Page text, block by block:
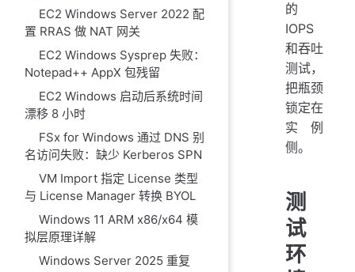
EC2 Windows Server 2022 配
置 RRAS 做 NAT 网关
EC2 Windows Sysprep 失败：
Notepad++ AppX 包残留
EC2 Windows 启动后系统时间
漂移 8 小时
FSx for Windows 通过 DNS 别
名访问失败：缺少 Kerberos SPN
VM Import 指定 License 类型
与 License Manager 转换 BYOL
Windows 11 ARM x86/x64 模
拟层原理详解
Windows Server 2025 重复
的
IOPS
和吞吐
测试，
把瓶颈
锁定在
实例
侧。
测
试
环